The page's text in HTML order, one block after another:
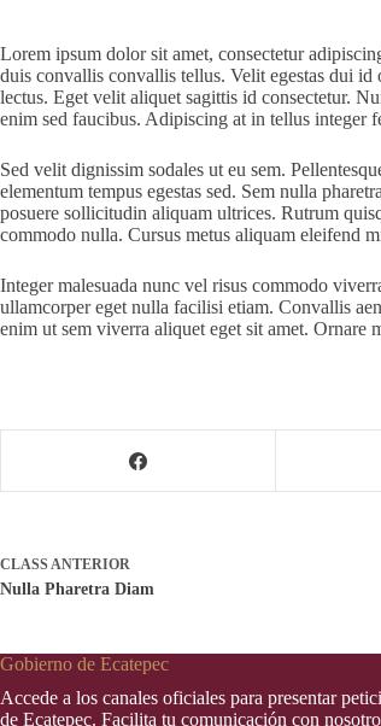
Lorem ipsum dolor sit amet, consectetur
duis convallis convallis tellus. Velit egestas dui id
lectus. Eget velit aliquet sagittis id consectetur.
enim sed faucibus. Adipiscing at in tellus integer
Sed velit dignissim sodales ut eu sem.
elementum tempus egestas sed. Sem nulla
posuere sollicitudin aliquam ultrices. Rutrum
commodo nulla. Cursus metus aliquam eleifend
Integer malesuada nunc vel risus commodo
ullamcorper eget nulla facilisi etiam. Convallis
enim ut sem viverra aliquet eget sit amet. Ornare
CLASS ANTERIOR
Nulla Pharetra Diam
Gobierno de Ecatepec
Accede a los canales oficiales para presentar
de Ecatepec. Facilita tu comunicación con